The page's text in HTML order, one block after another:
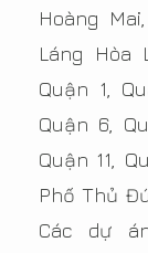
Hoàng
Láng Hòa
Quận 1,
Quận 6,
Quận 11,
Phố Thủ
Các dự